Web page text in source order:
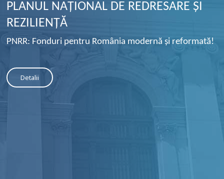
PLANUL NAȚIONAL DE REDRESARE ȘI
REZILIENȚĂ
PNRR: Fonduri pentru România modernă și reformată!
Detalii